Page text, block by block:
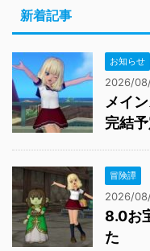
新着記事
お知らせ
2026/
メイ
完結
冒険譚
2026/
8.0お
た